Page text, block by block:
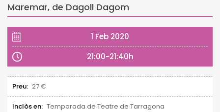
Maremar, de Dagoll Dagom
1 Feb 2020
21:00-21:40h
Preu: 27 €
Inclòs en: Temporada de Teatre de Tarragona